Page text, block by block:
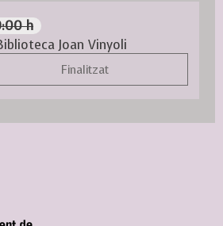
h
Joan Vinyoli
Finalitzat